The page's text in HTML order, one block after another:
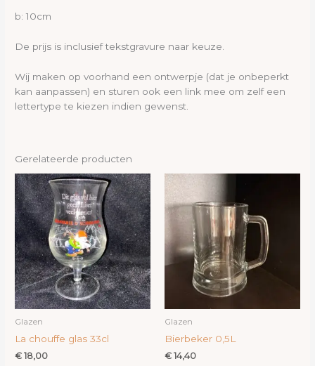
b: 10cm
De prijs is inclusief tekstgravure naar keuze.
Wij maken op voorhand een ontwerpje (dat je onbeperkt
kan aanpassen) en sturen ook een link mee om zelf een
lettertype te kiezen indien gewenst.
Gerelateerde producten
Glazen
La chouffe glas 33cl
€ 18,00
Glazen
Bierbeker 0,5L
€ 14,40